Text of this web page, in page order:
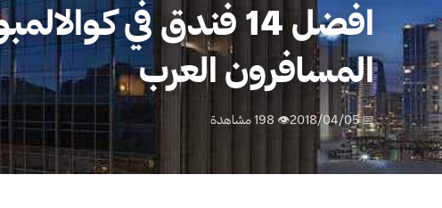
افضل 14 فندق في
المسافرون العرب
📅 2018/04/05 👁 198 مشاهدة